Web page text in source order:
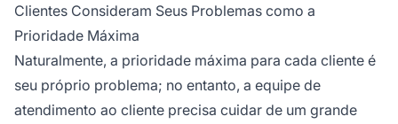
Clientes Consideram Seus Problemas como a
Prioridade Máxima
Naturalmente, a prioridade máxima para cada cliente é
seu próprio problema; no entanto, a equipe de
atendimento ao cliente precisa cuidar de um grande